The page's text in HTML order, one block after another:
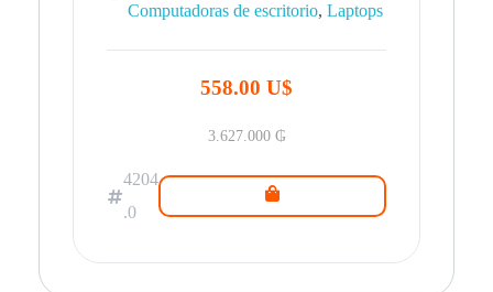
Computadoras de escritorio, Laptops
558.00 U$
3.627.000 ₲
4204
.0